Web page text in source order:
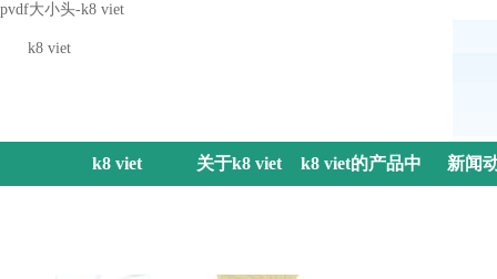
pvdf大小头-k8 viet
k8 viet
k8 viet 关于k8 viet k8 viet的产品中 新闻